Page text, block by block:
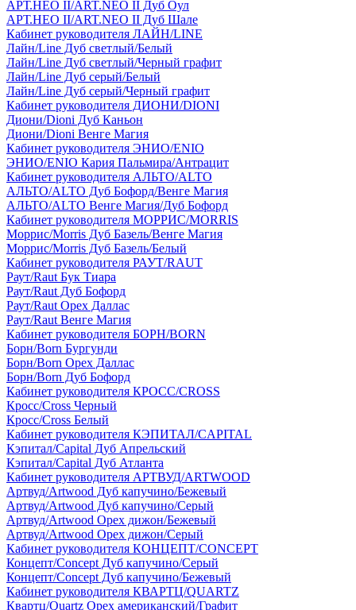
АРТ.НЕО II/ART.NEO II Дуб Оул
АРТ.НЕО II/ART.NEO II Дуб Шале
Кабинет руководителя ЛАЙН/LINE
Лайн/Line Дуб светлый/Белый
Лайн/Line Дуб светлый/Черный графит
Лайн/Line Дуб серый/Белый
Лайн/Line Дуб серый/Черный графит
Кабинет руководителя ДИОНИ/DIONI
Диони/Dioni Дуб Каньон
Диони/Dioni Венге Магия
Кабинет руководителя ЭНИО/ENIO
ЭНИО/ENIO Кария Пальмира/Антрацит
Кабинет руководителя АЛЬТО/ALTO
АЛЬТО/ALTO Дуб Бофорд/Венге Магия
АЛЬТО/ALTO Венге Магия/Дуб Бофорд
Кабинет руководителя МОРРИС/MORRIS
Моррис/Morris Дуб Базель/Венге Магия
Моррис/Morris Дуб Базель/Белый
Кабинет руководителя РАУТ/RAUT
Раут/Raut Бук Тиара
Раут/Raut Дуб Бофорд
Раут/Raut Орех Даллас
Раут/Raut Венге Магия
Кабинет руководителя БОРН/BORN
Борн/Born Бургунди
Борн/Born Орех Даллас
Борн/Born Дуб Бофорд
Кабинет руководителя КРОСС/CROSS
Кросс/Cross Черный
Кросс/Cross Белый
Кабинет руководителя КЭПИТАЛ/CAPITAL
Кэпитал/Capital Дуб Апрельский
Кэпитал/Capital Дуб Атланта
Кабинет руководителя АРТВУД/ARTWOOD
Артвуд/Artwood Дуб капучино/Бежевый
Артвуд/Artwood Дуб капучино/Серый
Артвуд/Artwood Орех дижон/Бежевый
Артвуд/Artwood Орех дижон/Серый
Кабинет руководителя КОНЦЕПТ/CONCEPT
Концепт/Concept Дуб капучино/Серый
Концепт/Concept Дуб капучино/Бежевый
Кабинет руководителя КВАРТЦ/QUARTZ
Квартц/Quartz Орех американский/Графит